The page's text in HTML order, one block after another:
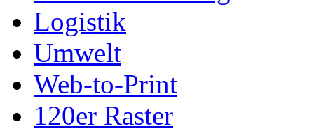
Logistik
Umwelt
Web-to-Print
120er Raster